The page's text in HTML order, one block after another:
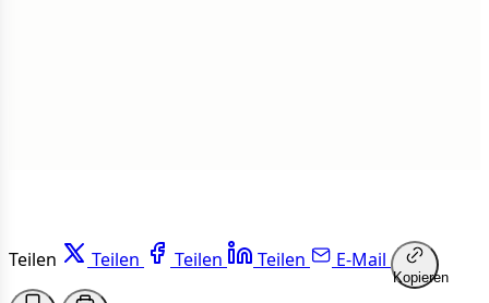
Teilen Teilen Teilen Teilen E-Mail
Kopieren